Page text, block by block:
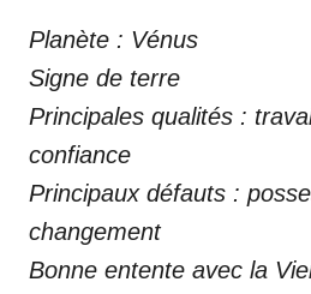
Planète : Vénus
Signe de terre
Principales qualités :
confiance
Principaux défauts :
changement
Bonne entente avec la